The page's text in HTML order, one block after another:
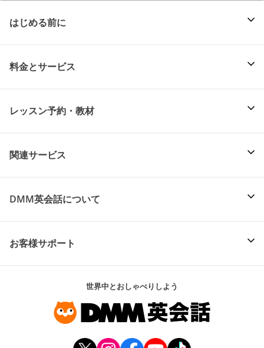
はじめる前に
料金とサービス
レッスン予約・教材
関連サービス
DMM英会話について
お客様サポート
世界中とおしゃべりしよう